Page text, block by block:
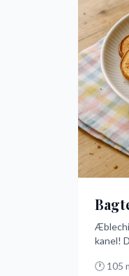
kanel!
med
🕐 105